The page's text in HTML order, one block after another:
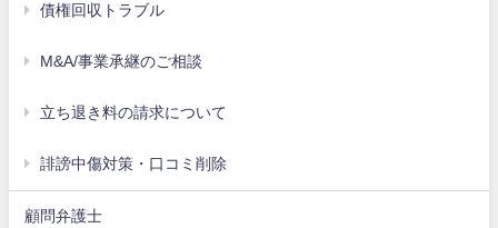
債権回収トラブル
M&A/事業承継のご相談
立ち退き料の請求について
誹謗中傷対策・口コミ削除
顧問弁護士